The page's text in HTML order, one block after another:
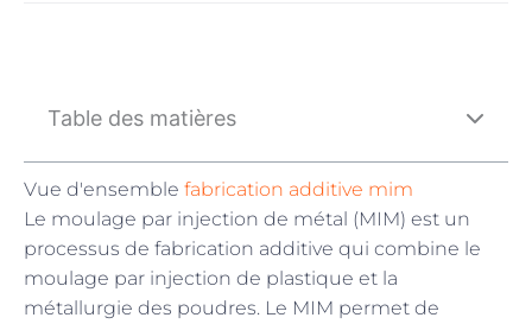
Table des matières
Vue d'ensemble fabrication additive mim
Le moulage par injection de métal (MIM) est un
processus de fabrication additive qui combine le
moulage par injection de plastique et la
métallurgie des poudres. Le MIM permet de